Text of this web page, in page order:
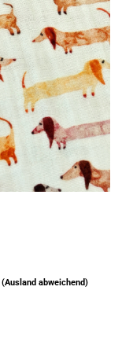
(Ausland abweichend)